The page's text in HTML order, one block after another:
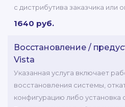
с дистрибутива заказчика или
1640 руб.
Восстановление /
Vista
Указанная услуга включает
восстановления системы,
конфигурацию либо установка